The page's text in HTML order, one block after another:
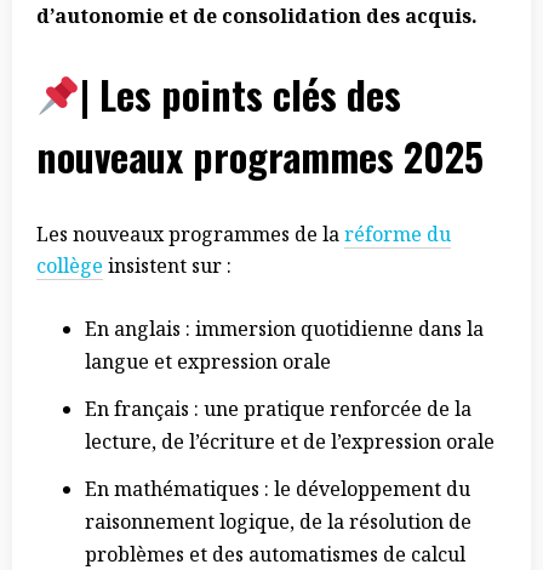
d’autonomie et de consolidation des acquis.
| Les points clés des
nouveaux programmes 2025
Les nouveaux programmes de laréforme du
collège insistent sur :
En anglais : immersion quotidienne dans la
langue et expression orale
En français : une pratique renforcée de la
lecture, de l’écriture et de l’expression orale
En mathématiques : le développement du
raisonnement logique, de la résolution de
problèmes et des automatismes de calcul